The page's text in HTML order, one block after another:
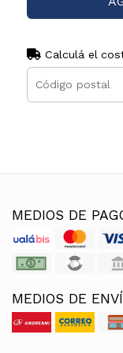
Calculá el
MEDIOS DE
MEDIOS DE